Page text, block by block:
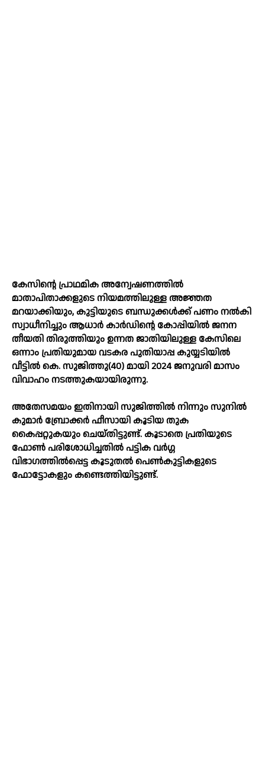
കേസിന്റെ പ്രാഥമിക അന്വേഷണത്തില്‍
മാതാപിതാക്കളുടെ നിയമത്തിലുള്ള അജ്ഞത
മറയാക്കിയും, കുട്ടിയുടെ ബന്ധുക്കള്‍ക്ക് പണം നല്‍കി
സ്വാധീനിച്ചും ആധാര്‍ കാര്‍ഡിന്റെ കോപ്പിയില്‍ ജനന
തീയതി തിരുത്തിയും ഉന്നത ജാതിയിലുള്ള കേസിലെ
ഒന്നാം പ്രതിയുമായ വടകര പുതിയാപ്പ കുയ്യടിയില്‍
വീട്ടില്‍ കെ. സുജിത്തു(40) മായി 2024 ജനുവരി മാസം
വിവാഹം നടത്തുകയായിരുന്നു.
അതേസമയം ഇതിനായി സുജിത്തില്‍ നിന്നും സുനില്‍
കുമാര്‍ ബ്രോക്കര്‍ ഫീസായി കൂടിയ തുക
കൈപ്പറ്റുകയും ചെയ്തിട്ടുണ്ട്. കൂടാതെ പ്രതിയുടെ
ഫോണ്‍ പരിശോധിച്ചതില്‍ പട്ടിക വര്‍ഗ്ഗ
വിഭാഗത്തില്‍പ്പെട്ട കൂടുതല്‍ പെണ്‍കുട്ടികളുടെ
ഫോട്ടോകളും കണ്ടെത്തിയിട്ടുണ്ട്.